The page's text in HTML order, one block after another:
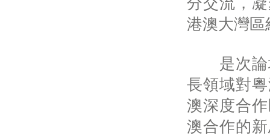
港澳大灣
是次論壇
長領域對
澳深度合
澳合作的